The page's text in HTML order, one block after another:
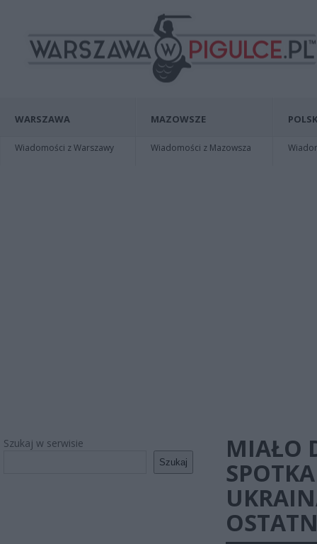
WARSZAWA
Wiadomości z Warszawy
MAZOWSZE
Wiadomości z Mazowsza
Szukaj w serwisie
Szukaj
MIAŁO